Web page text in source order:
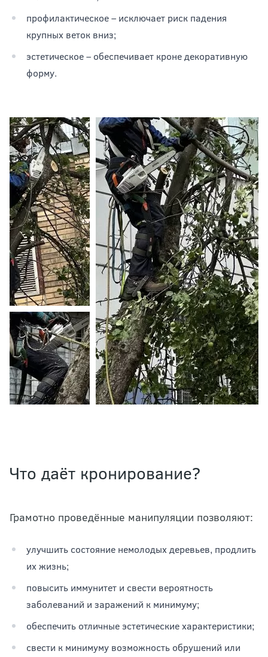
профилактическое – исключает риск падения
крупных веток вниз;
эстетическое – обеспечивает кроне декоративную
форму.
Что даёт кронирование?
Грамотно проведённые манипуляции позволяют:
улучшить состояние немолодых деревьев, продлить
их жизнь;
повысить иммунитет и свести вероятность
заболеваний и заражений к минимуму;
обеспечить отличные эстетические характеристики;
свести к минимуму возможность обрушений или